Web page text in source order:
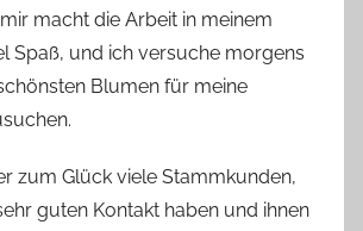
macht die Arbeit in meinem
Spaß, und ich versuche morgens
Blumen für meine
zum Glück viele Stammkunden,
guten Kontakt haben und ihnen